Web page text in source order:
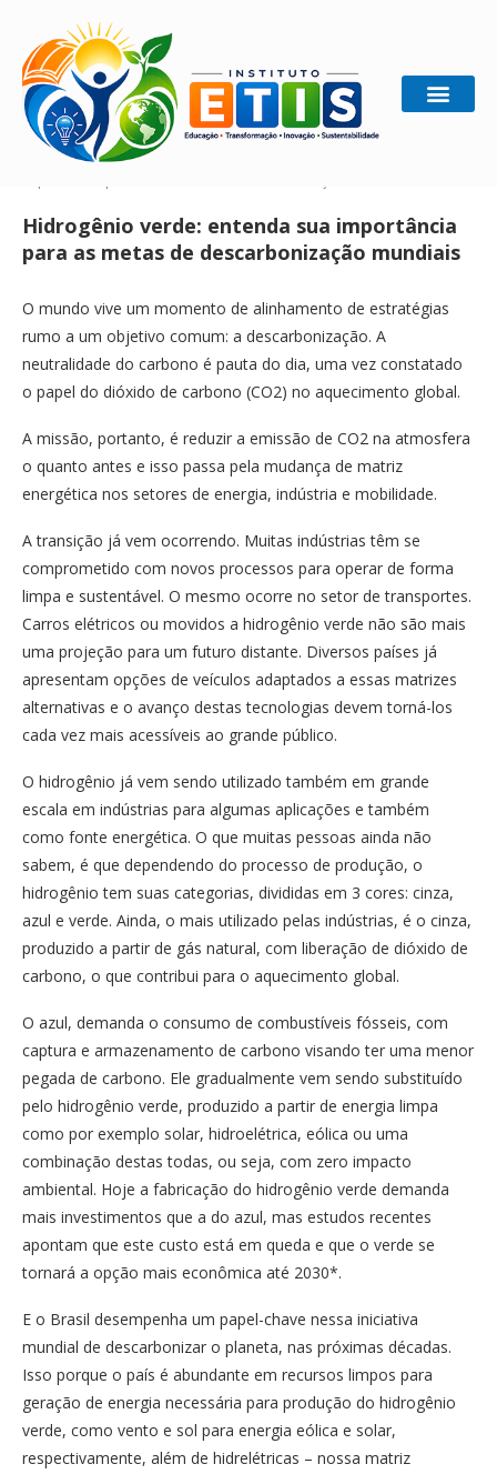
Home Ecologia
Hidrogênio verde: entenda sua importância
para as metas de descarbonização mundiais
O mundo vive um momento de alinhamento de estratégias
rumo a um objetivo comum: a descarbonização. A
neutralidade do carbono é pauta do dia, uma vez constatado
o papel do dióxido de carbono (CO2) no aquecimento global.
A missão, portanto, é reduzir a emissão de CO2 na atmosfera
o quanto antes e isso passa pela mudança de matriz
energética nos setores de energia, indústria e mobilidade.
A transição já vem ocorrendo. Muitas indústrias têm se
comprometido com novos processos para operar de forma
limpa e sustentável. O mesmo ocorre no setor de transportes.
Carros elétricos ou movidos a hidrogênio verde não são mais
uma projeção para um futuro distante. Diversos países já
apresentam opções de veículos adaptados a essas matrizes
alternativas e o avanço destas tecnologias devem torná-los
cada vez mais acessíveis ao grande público.
O hidrogênio já vem sendo utilizado também em grande
escala em indústrias para algumas aplicações e também
como fonte energética. O que muitas pessoas ainda não
sabem, é que dependendo do processo de produção, o
hidrogênio tem suas categorias, divididas em 3 cores: cinza,
azul e verde. Ainda, o mais utilizado pelas indústrias, é o cinza,
produzido a partir de gás natural, com liberação de dióxido de
carbono, o que contribui para o aquecimento global.
O azul, demanda o consumo de combustíveis fósseis, com
captura e armazenamento de carbono visando ter uma menor
pegada de carbono. Ele gradualmente vem sendo substituído
pelo hidrogênio verde, produzido a partir de energia limpa
como por exemplo solar, hidroelétrica, eólica ou uma
combinação destas todas, ou seja, com zero impacto
ambiental. Hoje a fabricação do hidrogênio verde demanda
mais investimentos que a do azul, mas estudos recentes
apontam que este custo está em queda e que o verde se
tornará a opção mais econômica até 2030*.
E o Brasil desempenha um papel-chave nessa iniciativa
mundial de descarbonizar o planeta, nas próximas décadas.
Isso porque o país é abundante em recursos limpos para
geração de energia necessária para produção do hidrogênio
verde, como vento e sol para energia eólica e solar,
respectivamente, além de hidrelétricas – nossa matriz